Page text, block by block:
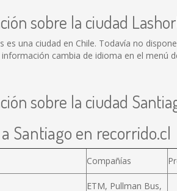
sobre la ciudad
es una ciudad en Chile. Todavía no
cambia de idioma en el menú
sobre la ciudad
Santiago en recorrido.cl
Compañías
ETM, Pullman Bus,